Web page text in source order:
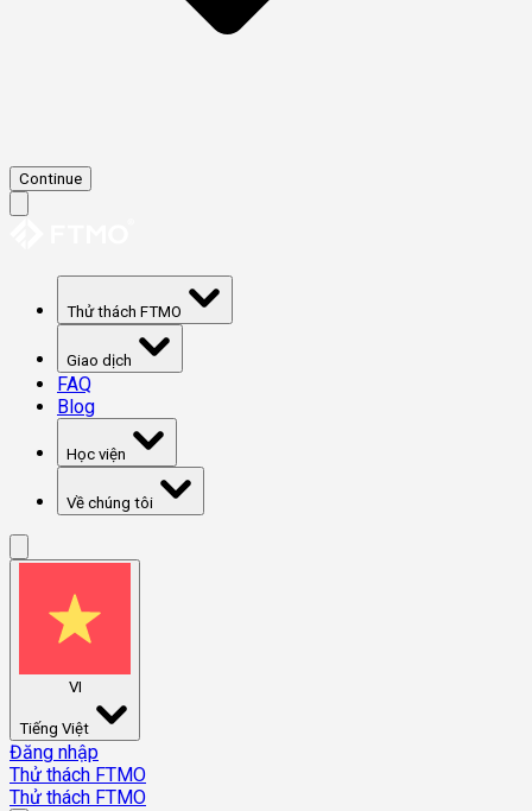
Continue
Thử thách FTMO
Giao dịch
FAQ
Blog
Học viện
Về chúng tôi
VI
Tiếng Việt
Đăng nhập
Thử thách FTMO
Thử thách FTMO